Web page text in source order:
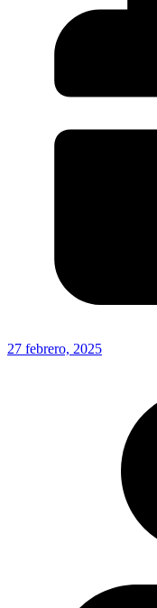
27 febrero, 2025